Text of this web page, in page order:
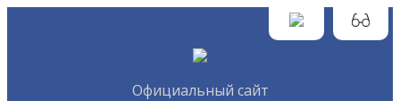
Официальный сайт